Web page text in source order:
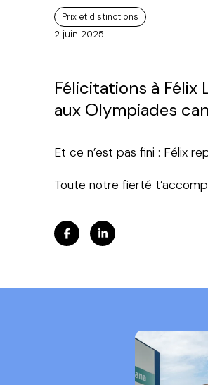
Prix et distinctions
2 juin 2025
Félicitations à Félix
aux Olympiades
Et ce n’est pas fini : Félix
Toute notre fierté